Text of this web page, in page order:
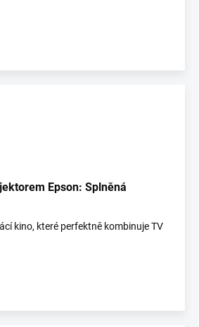
Epson: Splněná
kino, které perfektně kombinuje TV